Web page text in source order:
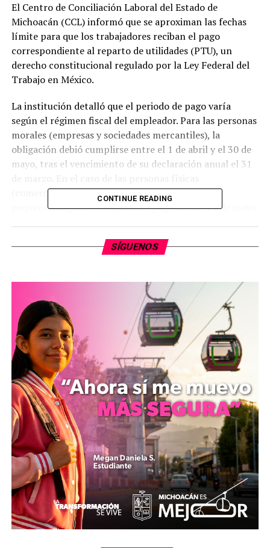
El Centro de Conciliación Laboral del Estado de
Michoacán (CCL) informó que se aproximan las fechas
límite para que los trabajadores reciban el pago
correspondiente al reparto de utilidades (PTU), un
derecho constitucional regulado por la Ley Federal del
Trabajo en México.
La institución detalló que el periodo de pago varía
según el régimen fiscal del empleador. Para las personas
morales (empresas y sociedades mercantiles), la
obligación debió cumplirse entre el 1 de abril y el 30 de
mayo, tras el vencimiento de su declaración anual el 31
(comerciantes, profesionistas o propietarios de
pequeños negocios), el plazo de pago inició el 1 de mayo
límite de su declaración el 30 de abril.
del reparto, por lo que los patrones están obligados a
proporcionar una copia de la declaración anual y del
proyecto de distribución para que se pueda verificar la
exactitud de los montos.
El director general del CCL, Andrés Medina Guzmán,
declaró que el conocimiento de estos plazos permite a
los trabajadores ejercer el derecho de forma oportuna.
El funcionario añadió que la dependencia ofrece
asesoría legal sin costo para resolver dudas o atender
irregularidades sobre esta prestación.
Finalmente, la institución convocó a los trabajadores
que detecten incumplimientos en los periodos
establecidos a acudir a las sedes del Centro de
Conciliación Laboral, cuyas ubicaciones están
disponibles en su sitio web oficial.
CONTINUE READING
SÍGUENOS